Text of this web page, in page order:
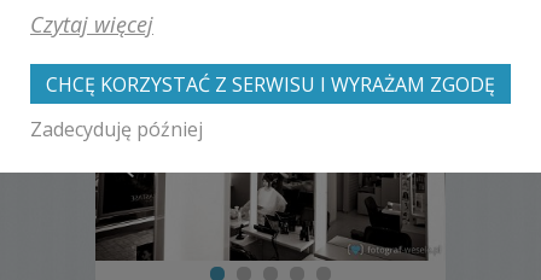
Czytaj więcej
CHCĘ KORZYSTAĆ Z SERWISU I WYRAŻAM ZGODĘ
Zadecyduję później